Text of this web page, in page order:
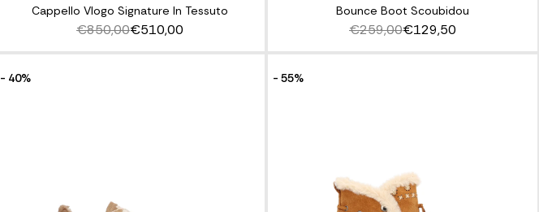
Cappello Vlogo Signature In Tessuto
€850,00€510,00
Bounce Boot Scoubidou
€259,00€129,50
- 40% - 55%